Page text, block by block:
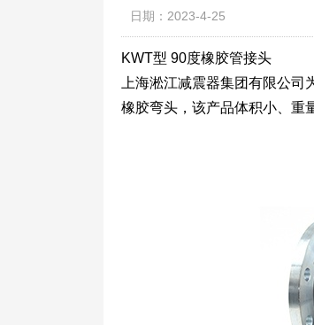
日期：2023-4-25
KWT型 90度橡胶管接头
上海淞江减震器集团有限公
橡胶弯头，该产品体积小、重